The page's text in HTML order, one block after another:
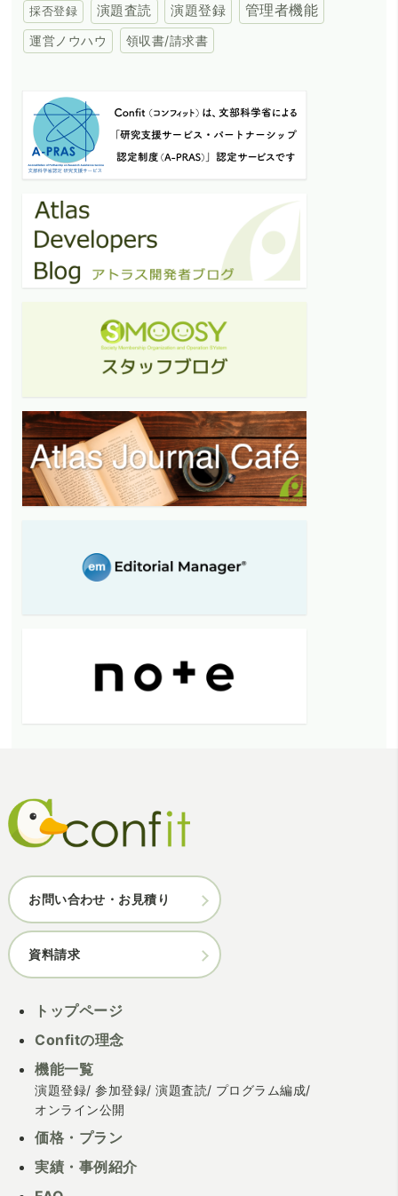
採否登録 演題査読 演題登録 管理者機能
運営ノウハウ 領収書/請求書
お問い合わせ・お見積り
資料請求
トップページ
Confitの理念
機能一覧
演題登録 参加登録 演題査読
プログラム編成
オンライン公開
価格・プラン
実績・事例紹介